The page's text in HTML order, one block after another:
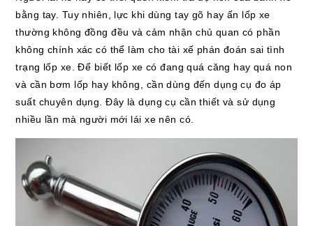
bằng tay. Tuy nhiên, lực khi dùng tay gõ hay ấn lốp xe
thường không đồng đều và cảm nhận chủ quan có phần
không chính xác có thể làm cho tài xế phán đoán sai tình
trạng lốp xe. Để biết lốp xe có đang quá căng hay quá non
và cần bơm lốp hay không, cần dùng đến dụng cụ đo áp
suất chuyên dụng. Đây là dụng cụ cần thiết và sử dụng
nhiều lần mà người mới lái xe nên có.